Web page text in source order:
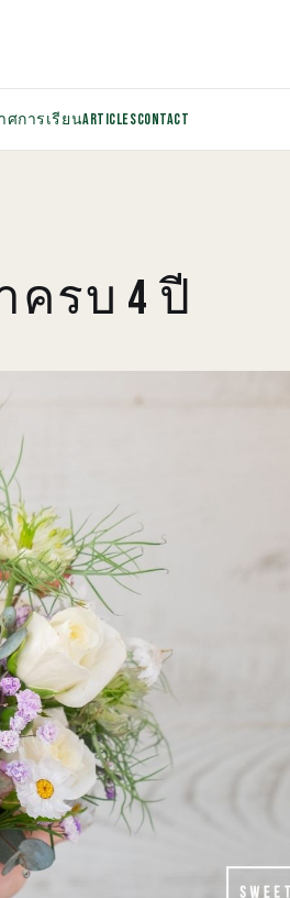
ศการเรียนARTICLESCONTACT
าครบ 4 ปี